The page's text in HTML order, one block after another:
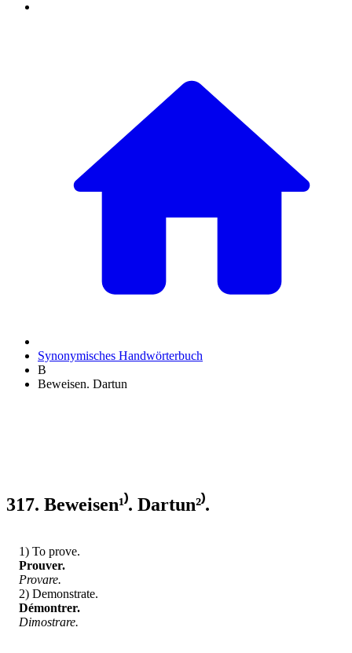
Synonymisches Handwörterbuch
B
Beweisen. Dartun
317. Beweisen¹⁾. Dartun²⁾.
1) To prove.
Prouver.
Provare.
2) Demonstrate.
Démontrer.
Dimostrare.